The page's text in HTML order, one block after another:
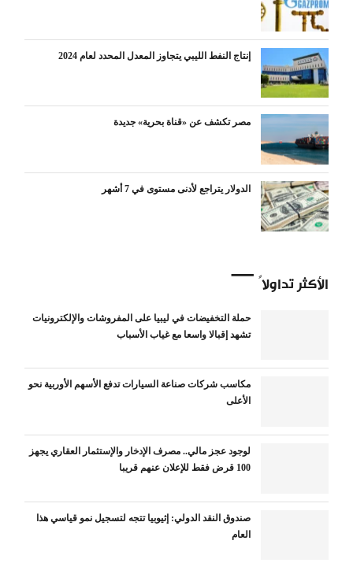
إنتاج النفط الليبي يتجاوز المعدل المحدد لعام 2024
مصر تكشف عن «قناة بحرية» جديدة
الدولار يتراجع لأدنى مستوى في 7 أشهر
الأكثر تداولاً
حملة التخفيضات في ليبيا على المفروشات والإلكترونيات
تشهد إقبالا واسعا مع غياب الأسباب
مكاسب شركات صناعة السيارات تدفع الأسهم الأوربية نحو
الأعلى
لوجود عجز مالي.. مصرف الإدخار والإستثمار العقاري يجهز
100 قرض فقط للإعلان عنهم قريبا
صندوق النقد الدولي: إثيوبيا تتجه لتسجيل نمو قياسي هذا
العام